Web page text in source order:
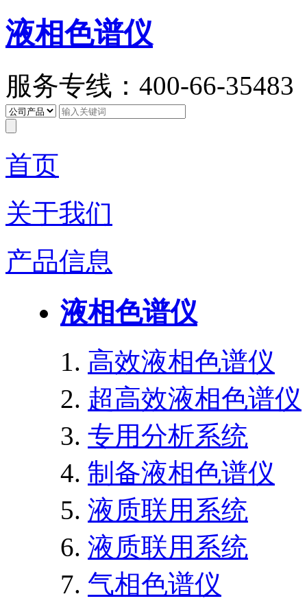
液相色谱仪
服务专线：400-66-35483
首页
关于我们
产品信息
液相色谱仪
高效液相色谱仪
超高效液相色谱仪
专用分析系统
制备液相色谱仪
液质联用系统
液质联用系统
气相色谱仪